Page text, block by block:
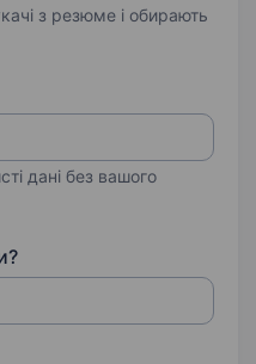
з резюме і обирають
дані без вашого